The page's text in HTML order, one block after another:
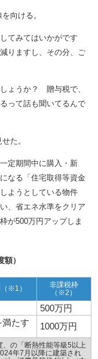
向ける。
てみてはいかがです
りますし、その分、ご
ょうか？ 贈与税で、
って話も聞いてるんで
た。
定期間中に購入・新
なる「住宅取得等資金
ようとしている物件
、省エネ水準をクリア
が500万円アップしま
）
※1）
非課税枠
（※2）
500万円
たす
1000万円
の「断熱性能等級5以上
年7月以降に建築され